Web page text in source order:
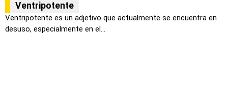
Ventripotente
Ventripotente es un adjetivo que actualmente se encuentra en
desuso, especialmente en el...